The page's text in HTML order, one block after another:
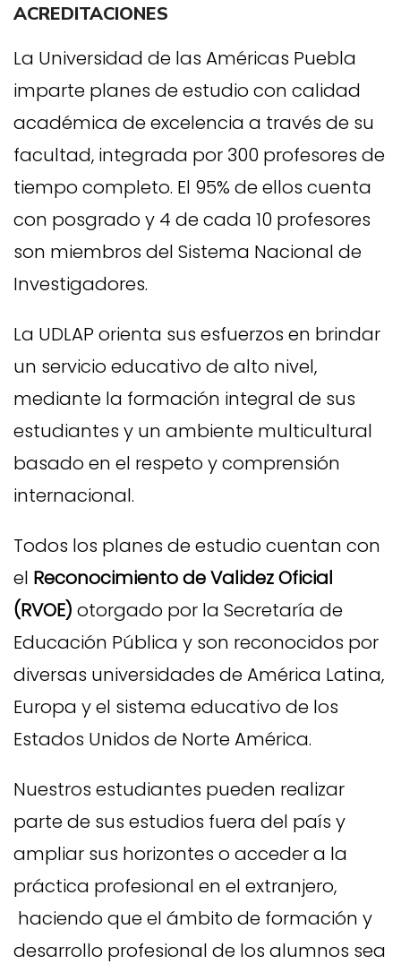
ACREDITACIONES
La Universidad de las Américas Puebla
imparte planes de estudio con calidad
académica de excelencia a través de su
facultad, integrada por 300 profesores de
tiempo completo. El 95% de ellos cuenta
con posgrado y 4 de cada 10 profesores
son miembros del Sistema Nacional de
Investigadores.
La UDLAP orienta sus esfuerzos en brindar
un servicio educativo de alto nivel,
mediante la formación integral de sus
estudiantes y un ambiente multicultural
basado en el respeto y comprensión
internacional.
Todos los planes de estudio cuentan con
el Reconocimiento de Validez Oficial
(RVOE) otorgado por la Secretaría de
Educación Pública y son reconocidos por
diversas universidades de América Latina,
Europa y el sistema educativo de los
Estados Unidos de Norte América.
Nuestros estudiantes pueden realizar
parte de sus estudios fuera del país y
ampliar sus horizontes o acceder a la
práctica profesional en el extranjero,
haciendo que el ámbito de formación y
desarrollo profesional de los alumnos sea